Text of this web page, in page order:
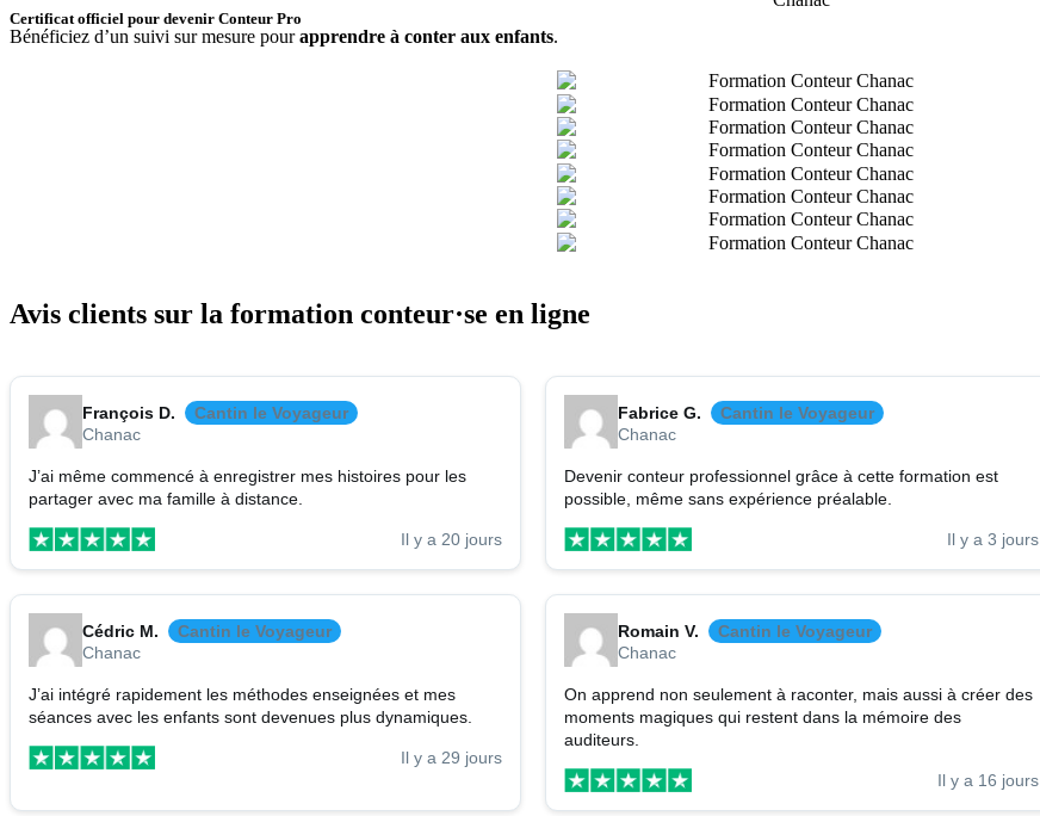
Certificat officiel pour devenir Conteur Pro
Bénéficiez d’un suivi sur mesure pourapprendre à conter aux enfants.
Avis clients sur la formation conteur·se en ligne
François D.
Cantin le Voyageur
Chanac
J’ai même commencé à enregistrer mes histoires pour les
partager avec ma famille à distance.
Il y a 20 jours
Fabrice G.
Cantin le Voyageur
Chanac
Devenir conteur professionnel grâce à cette formation est
possible, même sans expérience préalable.
Il y a 3 jours
Cédric M.
Cantin le Voyageur
Chanac
J’ai intégré rapidement les méthodes enseignées et mes
séances avec les enfants sont devenues plus dynamiques.
Il y a 29 jours
Romain V.
Cantin le Voyageur
Chanac
On apprend non seulement à raconter, mais aussi à créer des
moments magiques qui restent dans la mémoire des
auditeurs.
Il y a 16 jours